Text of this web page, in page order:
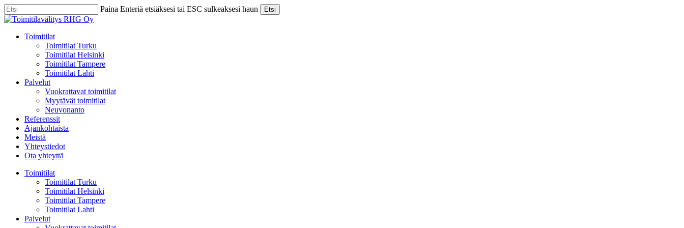
Skip
to
content
Paina Enteriä etsiäksesi tai ESC sulkeaksesi haun Etsi
Close
Menu
Toimitilat
Toimitilat Turku
Toimitilat Helsinki
Toimitilat Tampere
Toimitilat Lahti
Palvelut
Vuokrattavat toimitilat
Myytävät toimitilat
Neuvonanto
Referenssit
Ajankohtaista
Meistä
Yhteystiedot
Ota yhteyttä
Toimitilat
Toimitilat Turku
Toimitilat Helsinki
Toimitilat Tampere
Toimitilat Lahti
Palvelut